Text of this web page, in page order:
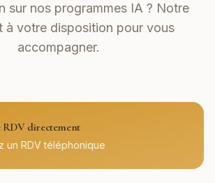
sur nos programmes IA ? Notre
à votre disposition pour vous
accompagner.
RDV directement
un RDV téléphonique